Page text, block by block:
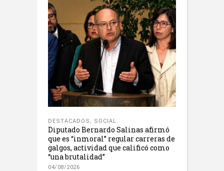
DESTACADOS , SOCIAL
Diputado Bernardo Salinas afirmó
que es “inmoral” regular carreras de
galgos, actividad que calificó como
“una brutalidad”
04/08/2026